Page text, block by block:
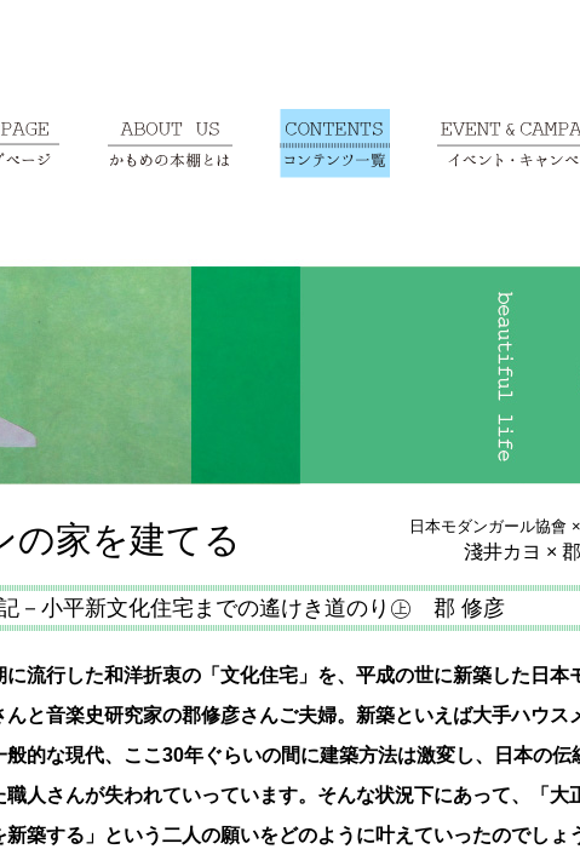
の家を建てる 日本モダンガール協會
淺井カヨ ×
－小平新文化住宅までの遙けき道のり㊤ 郡 修彦
流行した和洋折衷の「文化住宅」を、平成の世に新築した日本
んと音楽史研究家の郡修彦さんご夫婦。新築といえば大手ハウス
般的な現代、ここ30年ぐらいの間に建築方法は激変し、日本の伝
人さんが失われていっています。そんな状況下にあって、「大
新築する」という二人の願いをどのように叶えていったのでし